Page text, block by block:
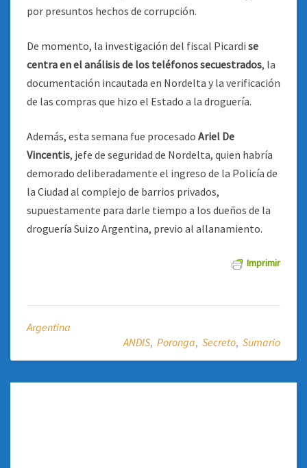
por presuntos hechos de corrupción.
De momento, la investigación del fiscal Picardi se
centra en el análisis de los teléfonos secuestrados, la
documentación incautada en Nordelta y la verificación
de las compras que hizo el Estado a la droguería.
Además, esta semana fue procesado Ariel De
Vincentis, jefe de seguridad de Nordelta, quien habría
demorado deliberadamente el ingreso de la Policía de
la Ciudad al complejo de barrios privados,
supuestamente para darle tiempo a los dueños de la
droguería Suizo Argentina, previo al allanamiento.
Imprimir
Argentina
ANDIS, Poronga, Secreto, Sumario